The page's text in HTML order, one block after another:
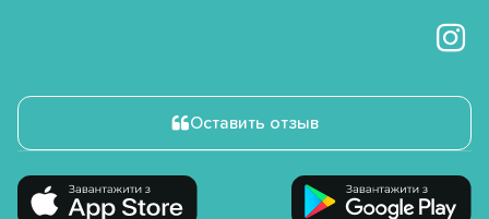
Оставить отзыв